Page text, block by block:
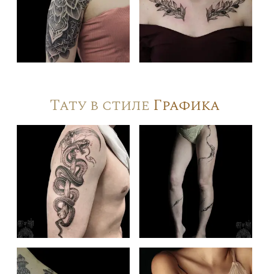
Тату в стиле Графика